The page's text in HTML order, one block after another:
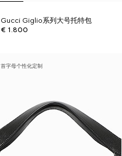
Gucci Giglio系列大号托特包
€ 1.800
首字母个性化定制